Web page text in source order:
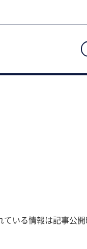
いる情報は記事公開